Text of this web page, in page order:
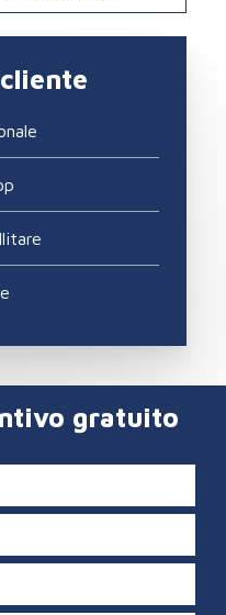
gratuito